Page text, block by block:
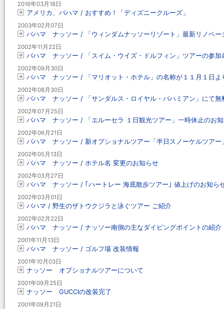
2016年03月18日
アメリカ、バハマ / おすすめ！「ディズニークルーズ」
2003年02月07日
バハマ ナッソー / 「ウィンダムナッソーリゾート」最新リノベー
2002年11月22日
バハマ ナッソー / 「スイム・ウイズ・ドルフィン」ツアーの参加
2002年09月30日
バハマ ナッソー / 「マリオット・ホテル」の名称が１１月１日よ
2002年08月30日
バハマ ナッソー / 「サンダルス・ロイヤル・バハミアン」にて無
2002年07月25日
バハマ ナッソー / 「エルーセラ １日観光ツアー」一時休止のお
2002年06月21日
バハマ ナッソー / 新オプショナルツアー「半日スノーケルツアー
2002年05月13日
バハマ ナッソー / ホテル名 変更のお知らせ
2002年03月27日
バハマ ナッソー / ｢ハートレー 海底散歩ツアー｣ 値上げのお知ら
2002年03月01日
バハマ / 野生のザトウクジラと泳ぐツアー ご紹介
2002年02月22日
バハマ ナッソー / ナッソー南側の主なダイビングポイントの紹介
2001年11月13日
バハマ ナッソー / ゴルフ場 改装情報
2001年10月03日
ナッソー オプショナルツアーについて
2001年09月25日
ナッソー GUCCIの改装完了
2001年09月21日